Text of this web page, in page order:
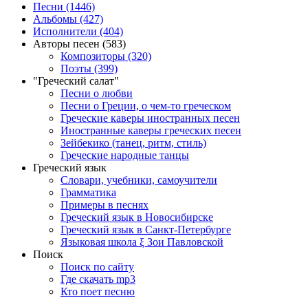
Песни (1446)
Альбомы (427)
Исполнители (404)
Авторы песен (583)
Композиторы (320)
Поэты (399)
"Греческий салат"
Песни о любви
Песни о Греции, о чем-то греческом
Греческие каверы иностранных песен
Иностранные каверы греческих песен
Зейбекико (танец, ритм, стиль)
Греческие народные танцы
Греческий язык
Словари, учебники, самоучители
Грамматика
Примеры в песнях
Греческий язык в Новосибирске
Греческий язык в Санкт-Петербурге
Языковая школа ξ Зои Павловской
Поиск
Поиск по сайту
Где скачать mp3
Кто поет песню